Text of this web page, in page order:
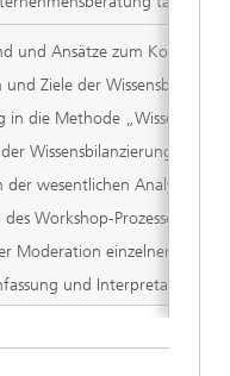
und Ansätze zum Konzept
Ziele der
in die Methode
Wissensbilanzierung in 8
der wesentlichen Analyse-
Workshop-Prozesses
Moderation einzelner
und Interpretation der